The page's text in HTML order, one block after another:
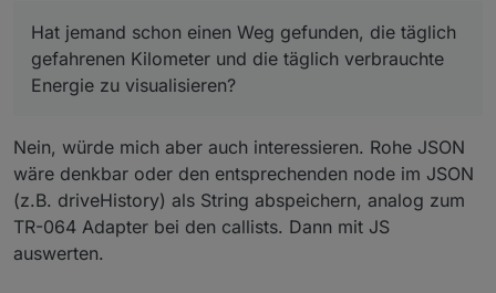
Hat jemand schon einen Weg gefunden, die täglich
gefahrenen Kilometer und die täglich verbrauchte
Energie zu visualisieren?
Nein, würde mich aber auch interessieren. Rohe JSON
wäre denkbar oder den entsprechenden node im JSON
(z.B. driveHistory) als String abspeichern, analog zum
TR-064 Adapter bei den callists. Dann mit JS
auswerten.